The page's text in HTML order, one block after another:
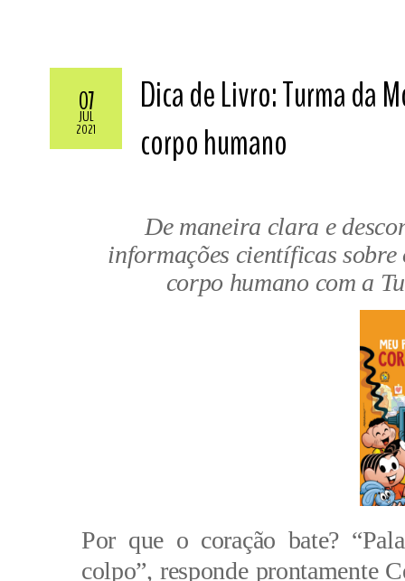
07
JUL
2021
Dica de Livro: Turma da
corpo humano
De maneira clara e
informações científicas
corpo humano com a
Por que o coração bate?
colpo”, responde prontamente